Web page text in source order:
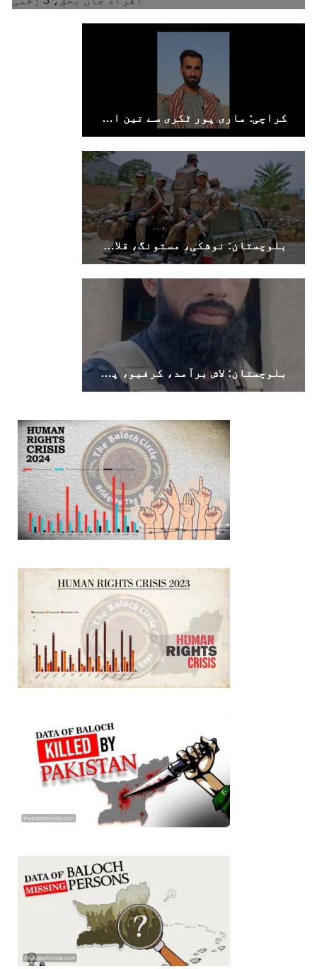
کراچی: ماری پور ٹکری سے تین افراد جبری لاپتہ
بلوچستان: نوشکی، مستونگ، قلات، سوراب اور خضدار میں کرفیو نافذ
بلوچستان: لاش برآمد، کرفیو، پولیس اہلکار ہلاک